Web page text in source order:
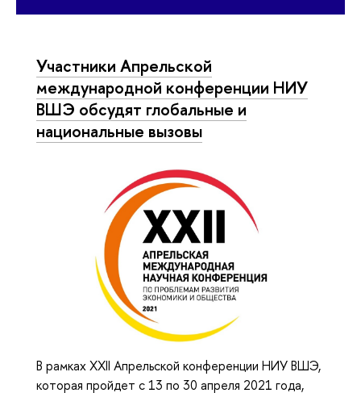
Участники Апрельской
международной конференции НИУ
ВШЭ обсудят глобальные и
национальные вызовы
В рамках XXII Апрельской конференции НИУ ВШЭ,
которая пройдет с 13 по 30 апреля 2021 года,